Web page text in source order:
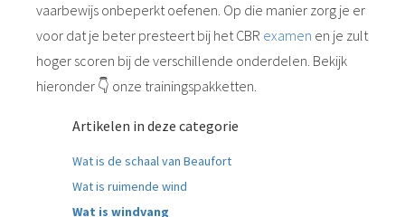
vaarbewijs onbeperkt oefenen. Op die manier zorg je er
voor dat je beter presteert bij het CBR examen en je zult
hoger scoren bij de verschillende onderdelen. Bekijk
hieronder 👇 onze trainingspakketten.
Artikelen in deze categorie
Wat is de schaal van Beaufort
Wat is ruimende wind
Wat is windvang